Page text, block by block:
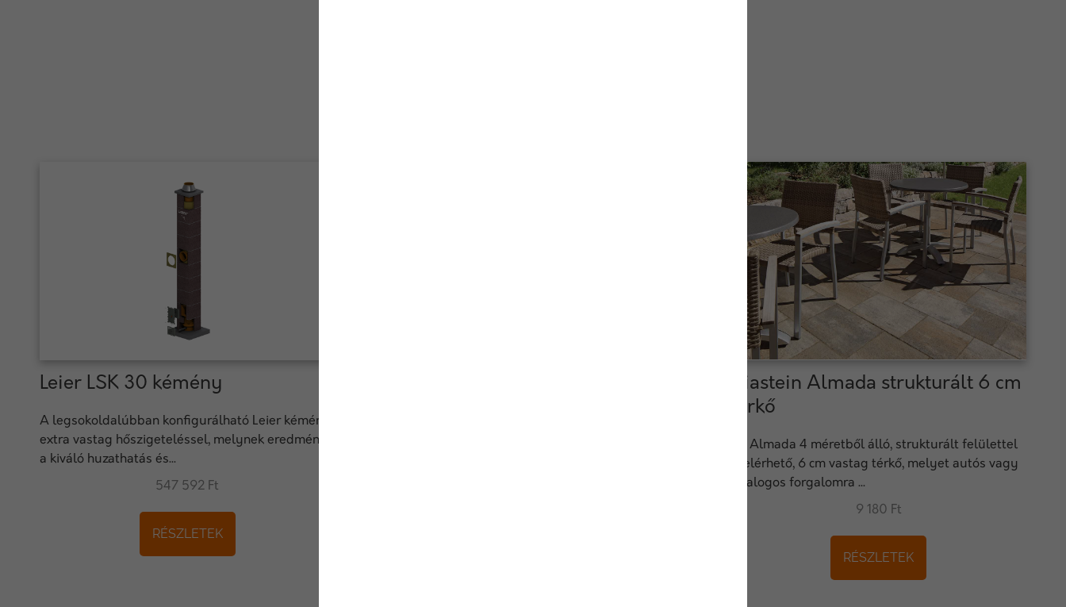
Leier LSK 30 kémény
A legsokoldalúbban konfigurálható Leier kémény,
extra vastag hőszigeteléssel, melynek eredménye
a kiváló huzathatás és...
547 592 Ft
RÉSZLETEK
Viastein Almada strukturált 6 cm
térkő
Az Almada 4 méretből álló, strukturált felülettel
is elérhető, 6 cm vastag térkő, melyet autós vagy
gyalogos forgalomra ...
9 180 Ft
RÉSZLETEK